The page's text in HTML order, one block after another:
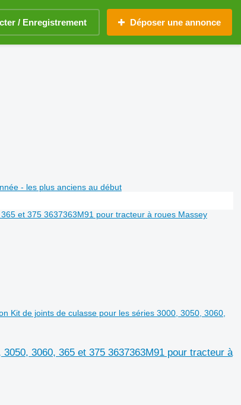
/ Enregistrement Déposer une annonce
- les plus anciens au début
Kit de joints de culasse pour les séries 3000, 3050, 3060,
3060, 365 et 375 3637363M91 pour tracteur à